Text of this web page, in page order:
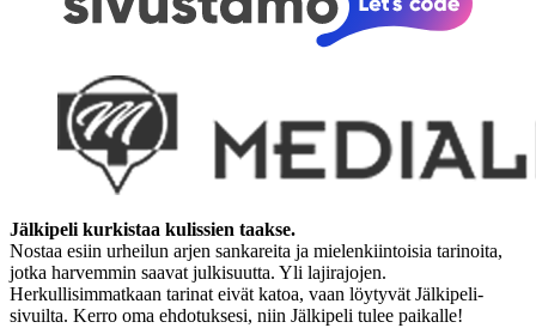
Jälkipeli kurkistaa kulissien taakse.
Nostaa esiin urheilun arjen sankareita ja mielenkiintoisia tarinoita,
jotka harvemmin saavat julkisuutta. Yli lajirajojen.
Herkullisimmatkaan tarinat eivät katoa, vaan löytyvät Jälkipeli-
sivuilta. Kerro oma ehdotuksesi, niin Jälkipeli tulee paikalle!